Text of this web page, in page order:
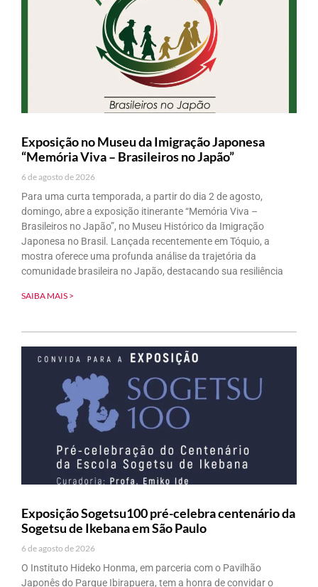
Exposição no Museu da Imigração Japonesa
“Memória Viva – Brasileiros no Japão”
6 de agosto de 2026
Para uma curta temporada, a partir do dia 2 de agosto,
domingo, abre a exposição itinerante “Memória Viva –
Brasileiros no Japão”, no Museu Histórico da Imigração
Japonesa no Brasil. Lançada recentemente em Tóquio, a
mostra oferece uma profunda análise da trajetória da
comunidade brasileira no Japão, destacando sua resiliência
SAIBA MAIS >
Exposição Sogetsu100 pré-celebra centenário da
Sogetsu de Ikebana em São Paulo
6 de agosto de 2026
O Instituto Hideko Honma, em parceria com o Pavilhão
Japonês do Parque Ibirapuera, tem a honra de convidar o